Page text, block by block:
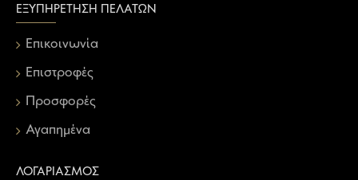
ΕΞΥΠΗΡΈΤΗΣΗ ΠΕΛΑΤΏΝ
Επικοινωνία
Επιστροφές
Προσφορές
Αγαπημένα
ΛΟΓΑΡΙΑΣΜΌΣ